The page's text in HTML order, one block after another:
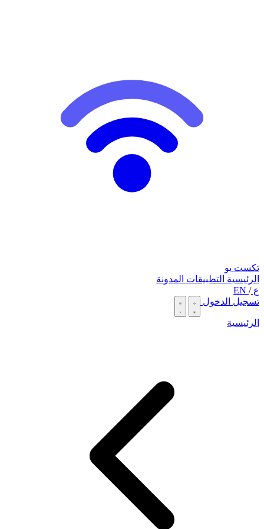
تكست يو
الرئيسية التطبيقات المدونة
ع/
تسجيل الدخول
الرئيسية